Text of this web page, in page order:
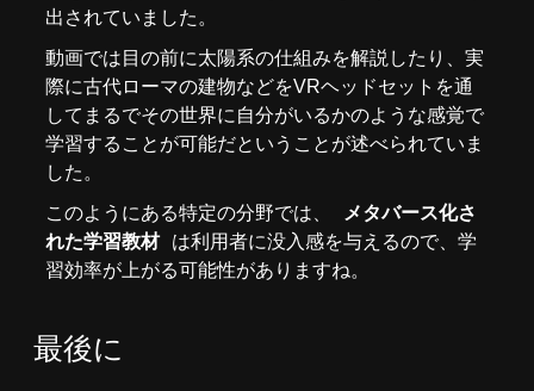
出されていました。
動画では目の前に太陽系の仕組みを解説したり、実
際に古代ローマの建物などをVRヘッドセットを通
してまるでその世界に自分がいるかのような感覚で
学習することが可能だということが述べられていま
した。
このようにある特定の分野では、
メタバース化さ
れた学習教材
は利用者に没入感を与えるので、学
習効率が上がる可能性がありますね。
最後に